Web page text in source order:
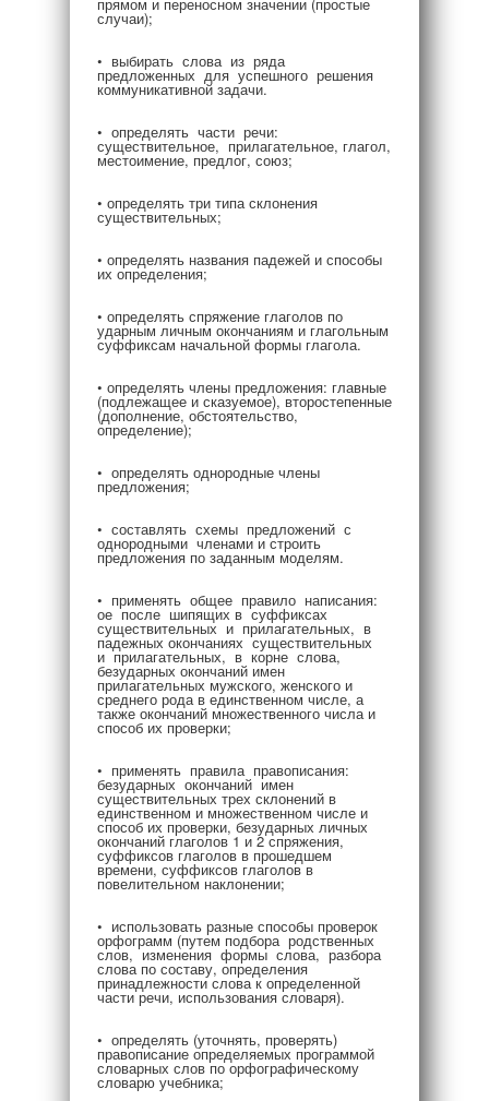
случаи);
• выбирать слова из ряда
предложенных для успешного решения
коммуникативной задачи.
• определять части речи:
существительное, прилагательное, глагол,
местоимение, предлог, союз;
• определять три типа склонения
существительных;
• определять названия падежей и способы
их определения;
• определять спряжение глаголов по
ударным личным окончаниям и глагольным
суффиксам начальной формы глагола.
• определять члены предложения: главные
(подлежащее и сказуемое), второстепенные
(дополнение, обстоятельство,
определение);
• определять однородные члены
предложения;
• составлять схемы предложений с
однородными членами и строить
предложения по заданным моделям.
• применять общее правило написания:
ое после шипящих в суффиксах
существительных и прилагательных, в
падежных окончаниях существительных
и прилагательных, в корне слова,
безударных окончаний имен
прилагательных мужского, женского и
среднего рода в единственном числе, а
также окончаний множественного числа и
способ их проверки;
• применять правила правописания:
безударных окончаний имен
существительных трех склонений в
единственном и множественном числе и
способ их проверки, безударных личных
окончаний глаголов 1 и 2 спряжения,
суффиксов глаголов в прошедшем
времени, суффиксов глаголов в
повелительном наклонении;
• использовать разные способы проверок
орфограмм (путем подбора родственных
слов, изменения формы слова, разбора
слова по составу, определения
принадлежности слова к определенной
части речи, использования словаря).
• определять (уточнять, проверять)
правописание определяемых программой
словарных слов по орфографическому
словарю учебника;